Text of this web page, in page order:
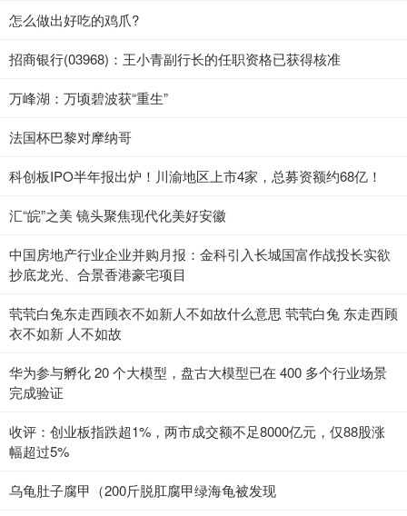
怎么做出好吃的鸡爪?
招商银行(03968)：王小青副行长的任职资格已获得核准
万峰湖：万顷碧波获“重生”
法国杯巴黎对摩纳哥
科创板IPO半年报出炉！川渝地区上市4家，总募资额约68亿！
汇“皖”之美 镜头聚焦现代化美好安徽
中国房地产行业企业并购月报：金科引入长城国富作战投长实欲
抄底龙光、合景香港豪宅项目
茕茕白兔东走西顾衣不如新人不如故什么意思 茕茕白兔 东走西顾
衣不如新 人不如故
华为参与孵化 20 个大模型，盘古大模型已在 400 多个行业场景
完成验证
收评：创业板指跌超1%，两市成交额不足8000亿元，仅88股涨
幅超过5%
乌龟肚子腐甲（200斤脱肛腐甲绿海龟被发现